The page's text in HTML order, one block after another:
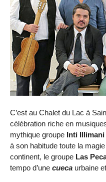
C’est au Chalet du Lac à
célébration riche en
mythique groupe Inti
à son habitude toute la
continent, le groupe Las
tempo d’une cueca urbaine